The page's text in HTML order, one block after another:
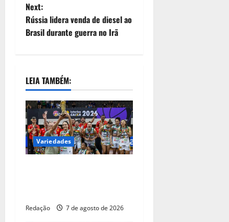
Next:
Rússia lidera venda de diesel ao
Brasil durante guerra no Irã
LEIA TAMBÉM:
Variedades
Redação 7 de agosto de 2026